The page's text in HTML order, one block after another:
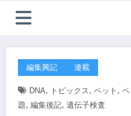
編集興記 連載
DNA, トピックス, ペット ,
題, 編集後記, 遺伝子検査